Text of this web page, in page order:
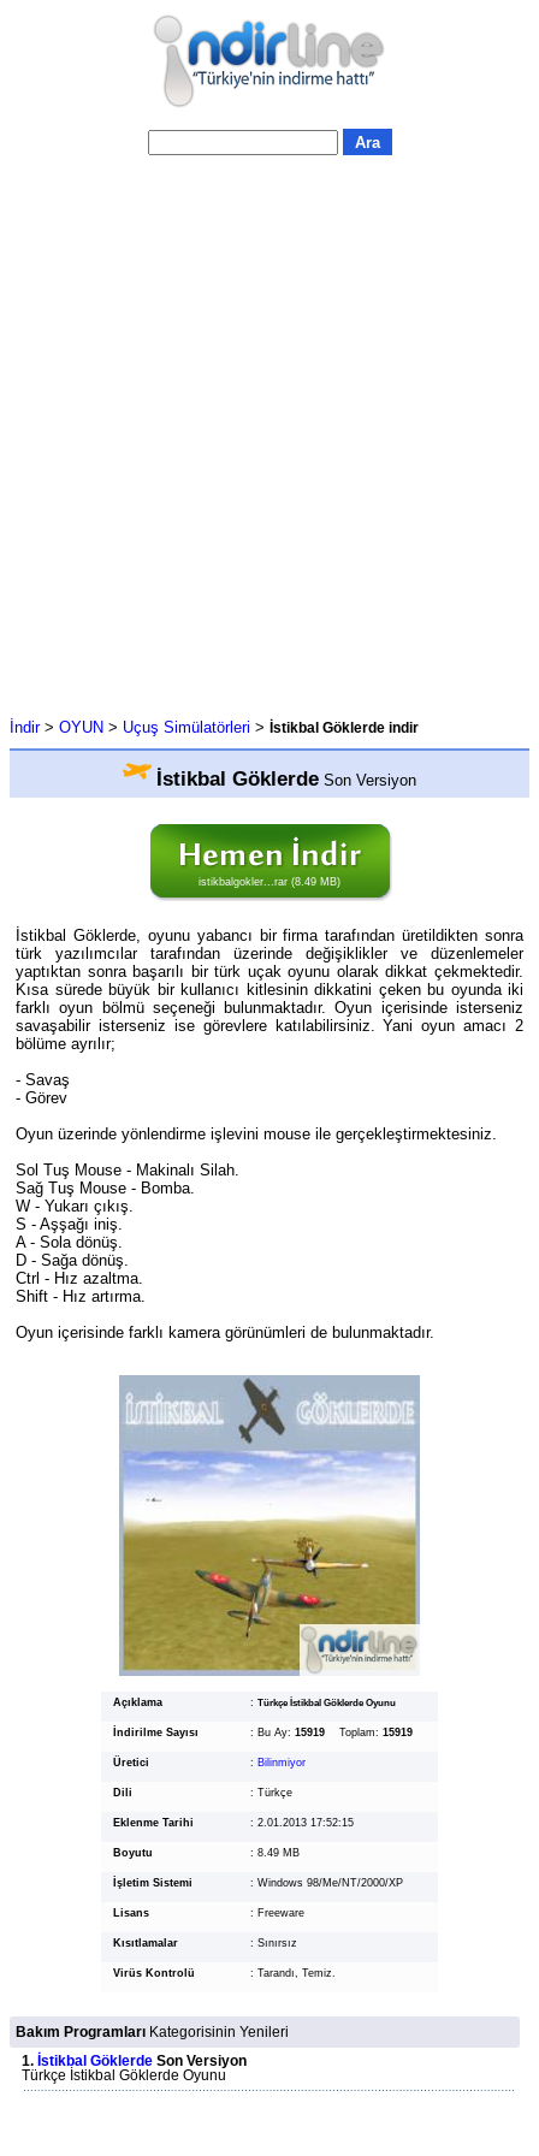
İndir> OYUN > Uçuş Simülatörleri > İstikbal Göklerde indir
İstikbal Göklerde Son Versiyon
istikbalgokler...rar (8.49 MB)
İstikbal Göklerde, oyunu yabancı bir firma tarafından üretildikten sonra
türk yazılımcılar tarafından üzerinde değişiklikler ve düzenlemeler
yaptıktan sonra başarılı bir türk uçak oyunu olarak dikkat çekmektedir.
Kısa sürede büyük bir kullanıcı kitlesinin dikkatini çeken bu oyunda iki
farklı oyun bölmü seçeneği bulunmaktadır. Oyun içerisinde isterseniz
savaşabilir isterseniz ise görevlere katılabilirsiniz. Yani oyun amacı 2
bölüme ayrılır;
- Savaş
- Görev
Oyun üzerinde yönlendirme işlevini mouse ile gerçekleştirmektesiniz.
Sol Tuş Mouse - Makinalı Silah.
Sağ Tuş Mouse - Bomba.
W - Yukarı çıkış.
S - Aşşağı iniş.
A - Sola dönüş.
D - Sağa dönüş.
Ctrl - Hız azaltma.
Shift - Hız artırma.
Oyun içerisinde farklı kamera görünümleri de bulunmaktadır.
Açıklama : Türkçe İstikbal Göklerde Oyunu
İndirilme Sayısı : Bu Ay: 15919 Toplam: 15919
Üretici : Bilinmiyor
Dili : Türkçe
Eklenme Tarihi : 2.01.2013 17:52:15
Boyutu : 8.49 MB
İşletim Sistemi : Windows 98/Me/NT/2000/XP
Lisans : Freeware
Kısıtlamalar : Sınırsız
Virüs Kontrolü : Tarandı, Temiz.
Bakım Programları Kategorisinin Yenileri
1. İstikbal Göklerde Son Versiyon
Türkçe İstikbal Göklerde Oyunu